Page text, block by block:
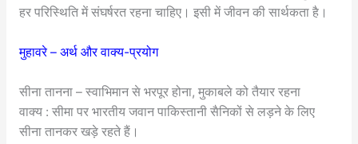
हर परिस्थिति में संघर्षरत रहना चाहिए। इसी में जीवन की सार्थकता है।
मुहावरे – अर्थ और वाक्य-प्रयोग
सीना तानना – स्वाभिमान से भरपूर होना, मुकाबले को तैयार रहना
वाक्य : सीमा पर भारतीय जवान पाकिस्तानी सैनिकों से लड़ने के लिए
सीना तानकर खड़े रहते हैं।